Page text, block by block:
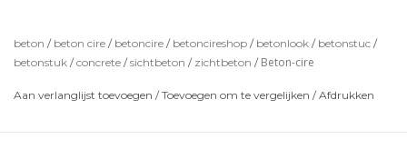
Optie's zijn: Impregneer voor bescherming en de PU-
Coating om eea waterdicht te maken.
beton / beton cire / betoncire / betoncireshop / betonlook / betonstuc /
betonstuk /concrete /sichtbeton / zichtbeton / Beton-cire
Aan verlanglijst toevoegen /Toevoegen om te vergelijken /Afdrukken